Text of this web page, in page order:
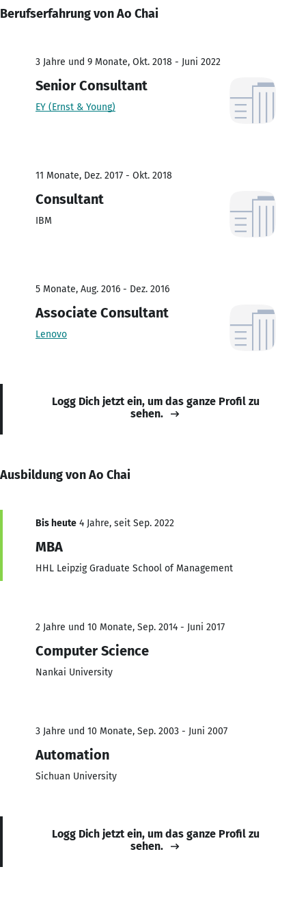
Berufserfahrung von Ao Chai
3 Jahre und 9 Monate, Okt. 2018 - Juni 2022
Senior Consultant
EY (Ernst & Young)
11 Monate, Dez. 2017 - Okt. 2018
Consultant
IBM
5 Monate, Aug. 2016 - Dez. 2016
Associate Consultant
Lenovo
Logg Dich jetzt ein, um das ganze Profil zu
sehen.
Ausbildung von Ao Chai
Bis heute 4 Jahre, seit Sep. 2022
MBA
HHL Leipzig Graduate School of Management
2 Jahre und 10 Monate, Sep. 2014 - Juni 2017
Computer Science
Nankai University
3 Jahre und 10 Monate, Sep. 2003 - Juni 2007
Automation
Sichuan University
Logg Dich jetzt ein, um das ganze Profil zu
sehen.